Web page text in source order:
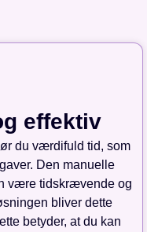
effektiv
du værdifuld tid, som
Den manuelle
være tidskrævende og
bliver dette
betyder, at du kan